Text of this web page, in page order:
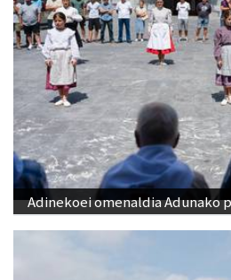
Adinekoei omenaldia Adunako